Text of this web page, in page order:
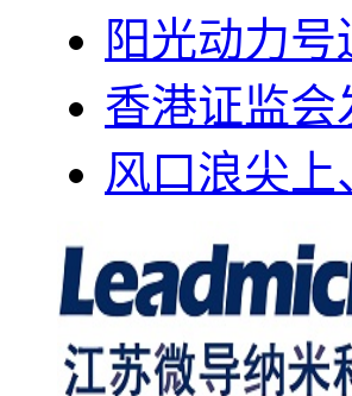
阳光动力
香港证监
风口浪尖